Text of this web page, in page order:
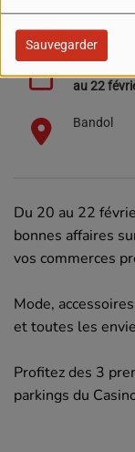
Sauvegarder
au22
Bandol
Du 20 au 22
bonnes affaires
vos commerces
Mode,
et toutes les
Profitez des 3
parkings du